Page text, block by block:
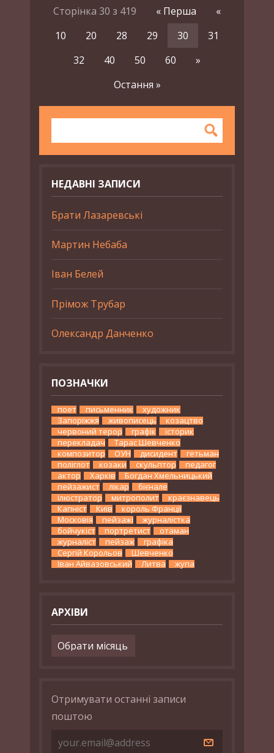
Сторінка 30 з 419 « Перша
«
10
20 28 29 30
31
32
40 50 60
»
Остання »
НЕДАВНІ ЗАПИСИ
Брати Лазаревські
Мартин Небаба
Іван Белей
Прімож Трубар
Олександр Данченко
ПОЗНАЧКИ
поет письменник
художник
Запоріжжя
живописець
козацтво
червоний терор
графік
історик
перекладач
Тарас Шевченко
композитор
ОУН дисидент
гетьман
поліглот
козаки скульптор
педагог
актор
Харків
Богдан Хмельницький
пейзажист
лікар
бієнале
ілюстратор
митрополит
краєзнавець
Капніст
Київ
король Франції
Московія
пейзажі
журналістка
бойчукіст
портретист
отаман
журналіст
пейзаж
графіка
Сергій Корольов
Шевченко
Іван Айвазовський
Литва жупа
АРХІВИ
Архіви
Отримувати останні записи
поштою